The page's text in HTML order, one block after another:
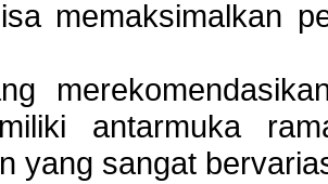
memaksimalkan
antarmuka
yang sangat